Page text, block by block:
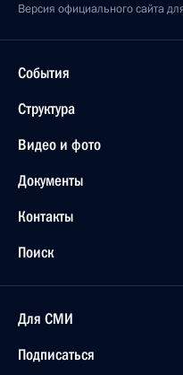
Версия официального сайта
События
Структура
Видео и фото
Документы
Контакты
Поиск
Для СМИ
Подписаться